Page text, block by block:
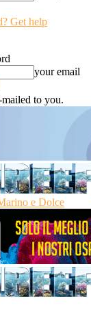
Get help
your email
to you.
e Dolce